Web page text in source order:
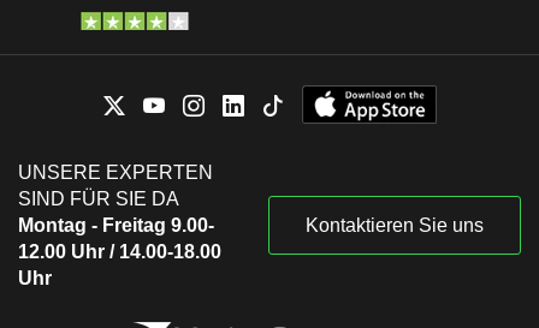
UNSERE EXPERTEN
SIND FÜR SIE DA
Montag - Freitag 9.00-
12.00 Uhr / 14.00-18.00
Uhr
Kontaktieren Sie uns